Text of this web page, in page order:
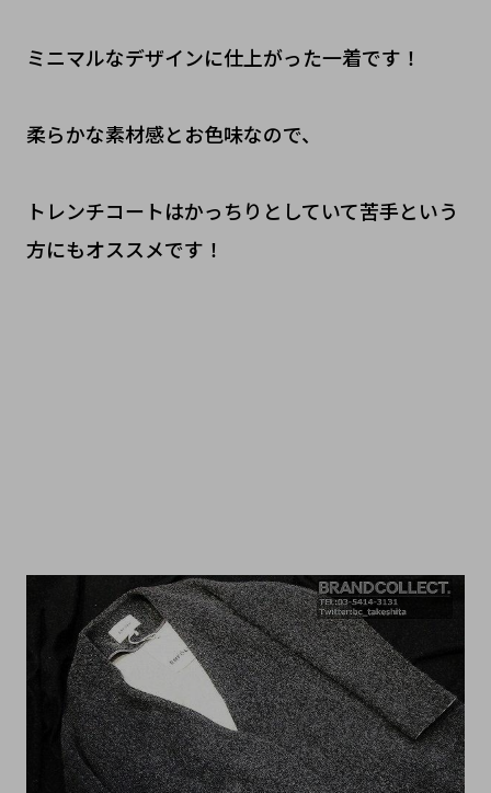
ミニマルなデザインに仕上がった一着です！
柔らかな素材感とお色味なので、
トレンチコートはかっちりとしていて苦手という
方にもオススメです！